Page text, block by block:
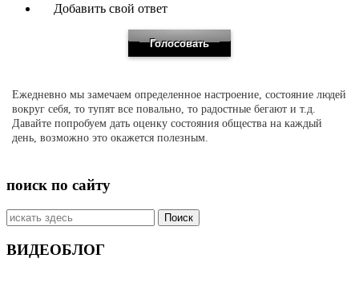
Добавить свой ответ
Ежедневно мы замечаем определенное настроение, состояние людей
вокруг себя, то тупят все повально, то радостные бегают и т.д.
Давайте попробуем дать оценку состояния общества на каждый
день, возможно это окажется полезным.
поиск по сайту
Искать:
ВИДЕОБЛОГ